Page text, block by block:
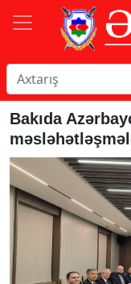
Bakıda